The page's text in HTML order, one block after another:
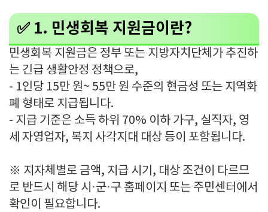
✅ 1. 민생회복 지원금이란?
민생회복 지원금은 정부 또는 지방자치단체가 추진하
는 긴급 생활안정 정책으로,
- 1인당 15만 원~ 55만 원 수준의 현금성 또는 지역화
폐 형태로 지급됩니다.
- 지급 기준은 소득 하위 70% 이하 가구, 실직자, 영
세 자영업자, 복지 사각지대 대상 등이 포함됩니다.
※ 지자체별로 금액, 지급 시기, 대상 조건이 다르므
로 반드시 해당 시·군·구 홈페이지 또는 주민센터에서
확인이 필요합니다.